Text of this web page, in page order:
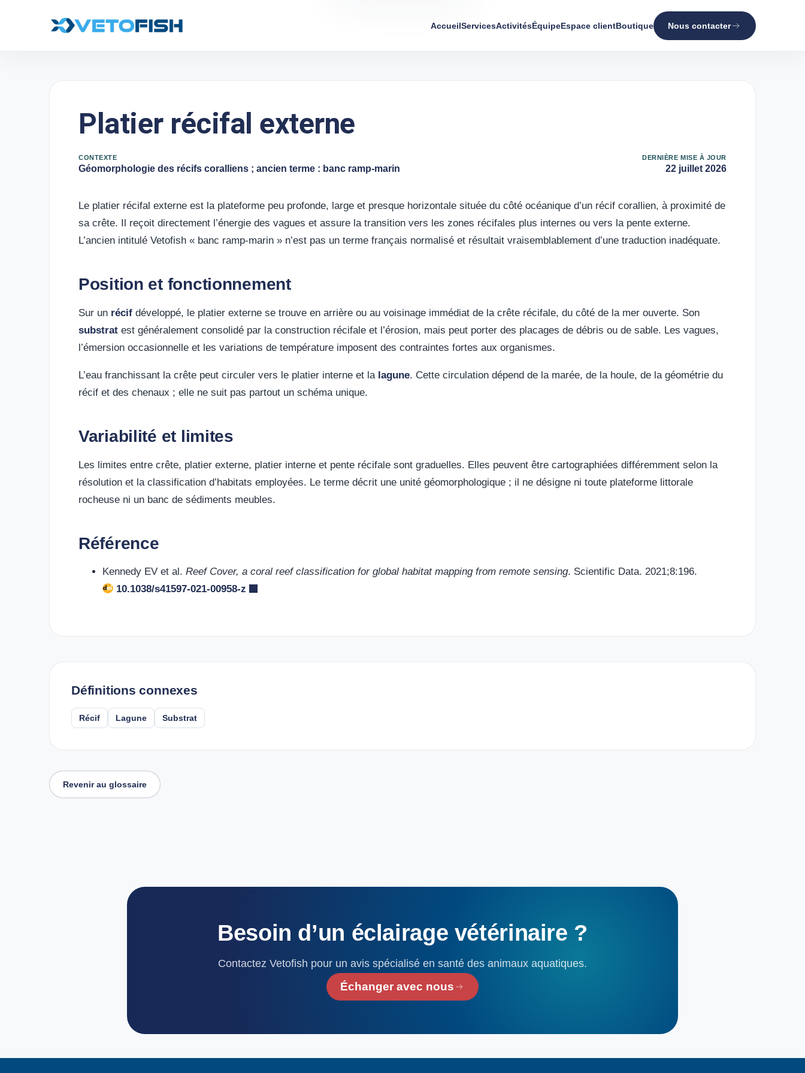
AccueilServicesActivitésÉquipeEspace clientBoutique Nous contacter
Platier récifal externe
CONTEXTE
Géomorphologie des récifs coralliens ; ancien terme : banc ramp-marin
DERNIÈRE MISE À JOUR
22 juillet 2026
Le platier récifal externe est la plateforme peu profonde, large et presque horizontale située du côté océanique d’un récif corallien, à proximité de
sa crête. Il reçoit directement l’énergie des vagues et assure la transition vers les zones récifales plus internes ou vers la pente externe.
L’ancien intitulé Vetofish « banc ramp-marin » n’est pas un terme français normalisé et résultait vraisemblablement d’une traduction inadéquate.
Position et fonctionnement
Sur un récif développé, le platier externe se trouve en arrière ou au voisinage immédiat de la crête récifale, du côté de la mer ouverte. Son
substrat est généralement consolidé par la construction récifale et l’érosion, mais peut porter des placages de débris ou de sable. Les vagues,
l’émersion occasionnelle et les variations de température imposent des contraintes fortes aux organismes.
L’eau franchissant la crête peut circuler vers le platier interne et la lagune. Cette circulation dépend de la marée, de la houle, de la géométrie du
récif et des chenaux ; elle ne suit pas partout un schéma unique.
Variabilité et limites
Les limites entre crête, platier externe, platier interne et pente récifale sont graduelles. Elles peuvent être cartographiées différemment selon la
résolution et la classification d’habitats employées. Le terme décrit une unité géomorphologique ; il ne désigne ni toute plateforme littorale
rocheuse ni un banc de sédiments meubles.
Référence
Kennedy EV et al. Reef Cover, a coral reef classification for global habitat mapping from remote sensing. Scientific Data. 2021;8:196.
10.1038/s41597-021-00958-z
Définitions connexes
Récif Lagune Substrat
Revenir au glossaire
Besoin d’un éclairage vétérinaire ?
Contactez Vetofish pour un avis spécialisé en santé des animaux aquatiques.
Échanger avec nous